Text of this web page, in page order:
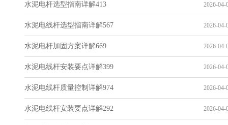
水泥电杆选型指南详解413 2026-04-
水泥电线杆选型指南详解567 2026-04-
水泥电杆加固方案详解669 2026-04-
水泥电线杆安装要点详解399 2026-04-
水泥电线杆质量控制详解974 2026-04-
水泥电线杆安装要点详解292 2026-04-